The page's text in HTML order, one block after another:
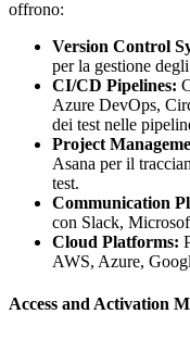
offrono:
Version Control
per la gestione
CI/CD Pipelines:
Azure DevOps,
dei test nelle
Project
Asana per il
test.
Communication
con Slack,
Cloud Platforms:
AWS, Azure,
Access and Activation